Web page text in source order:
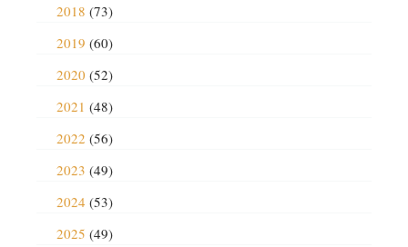
2018 (73)
2019 (60)
2020 (52)
2021 (48)
2022 (56)
2023 (49)
2024 (53)
2025 (49)